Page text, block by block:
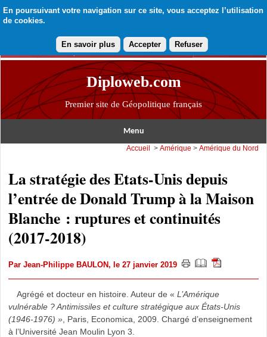
En poursuivant votre navigation sur ce site, vous acceptez l’utilisation
de cookies.
En savoir plus Accepter Refuser
Diploweb.com
Premier site de Géopolitique français
Menu
Accueil >Amérique >Amérique du Nord
La stratégie des Etats-Unis depuis
l’entrée de Donald Trump à la Maison
Blanche : ruptures et continuités
(2017-2018)
Par Jean-Philippe BAULON, le 27 janvier 2019
Agrégé et docteur en histoire. Auteur de «L’Amérique
vulnérable ? Antimissiles et culture stratégique aux États-Unis
(1946-1976) », Paris, Economica, 2009. Chargé d’enseignement
à l’Université Jean Moulin Lyon 3.